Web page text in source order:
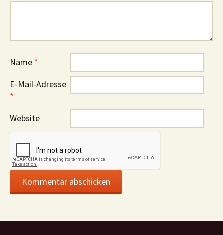
Name *
E-Mail-Adresse
*
Website